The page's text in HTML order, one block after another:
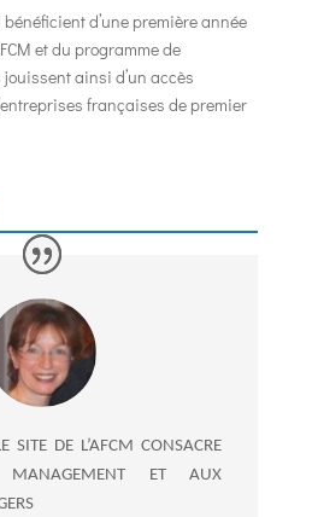
d’une première année
et du programme de
jouissent ainsi d’un accès
françaises de premier
SITE DE L’AFCM CONSACRE
MANAGEMENT ET AUX